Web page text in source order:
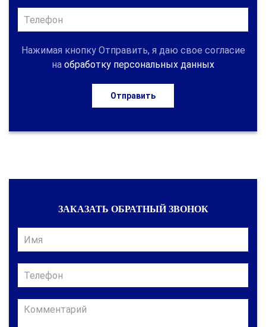
Нажимая кнопку Отправить, я даю свое согласие
на обработку персональных данных
Отправить
ЗАКАЗАТЬ ОБРАТНЫЙ ЗВОНОК